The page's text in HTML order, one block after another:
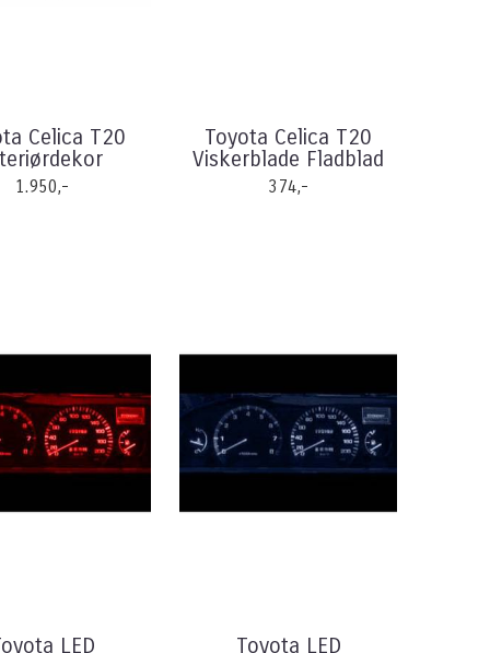
Celica T20
1.950,-
Toyota Celica T20
Viskerblade Fladblad
374,-
LED Toyota LED